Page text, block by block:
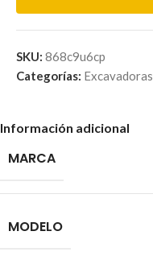
SKU: 868c9u6cp
Categorías: Excavadoras
Información adicional
MARCA
MODELO